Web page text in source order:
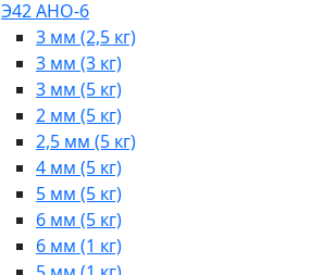
Э42 АНО-6
3 мм (2,5 кг)
3 мм (3 кг)
3 мм (5 кг)
2 мм (5 кг)
2,5 мм (5 кг)
4 мм (5 кг)
5 мм (5 кг)
6 мм (5 кг)
6 мм (1 кг)